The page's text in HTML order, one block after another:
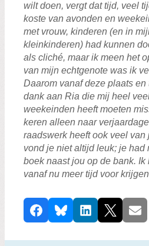
wilt doen, vergt dat tijd, veel
koste van avonden en
met vrouw, kinderen (en in
kleinkinderen) had kunnen
als cliché, maar ik meen het
van mijn echtgenote was ik
Daarom vanaf deze plaats
dank aan Ria die mij heel
weekeinden heeft moeten
keren alleen naar
raadswerk heeft ook veel
vond je niet altijd leuk; je had
boek naast jou op de bank. Ik
vanaf nu meer tijd voor
D
e
e
FacebookBlueskyLinkedIn
X E-